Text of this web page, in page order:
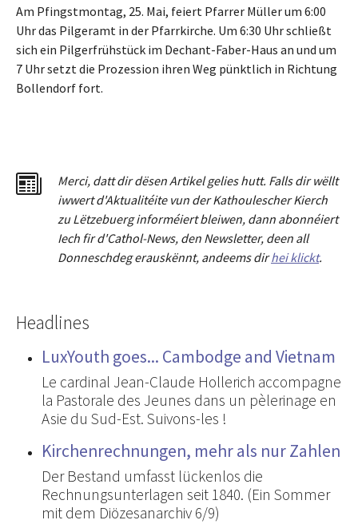
Am Pfingstmontag, 25. Mai, feiert Pfarrer Müller um 6:00
Uhr das Pilgeramt in der Pfarrkirche. Um 6:30 Uhr schließt
sich ein Pilgerfrühstück im Dechant-Faber-Haus an und um
7 Uhr setzt die Prozession ihren Weg pünktlich in Richtung
Bollendorf fort.
Merci, dattdir dësen Artikel gelies hutt. Falls dir wëllt
iwwert d'Aktualitéite vun der Kathoulescher Kierch
zu Lëtzebuerg informéiert bleiwen, dann abonnéiert
Iech fir d'Cathol-News, den Newsletter, deen all
Donneschdeg erauskënnt, andeems dirhei klickt.
Headlines
LuxYouth goes... Cambodge and Vietnam
Le cardinal Jean-Claude Hollerich accompagne
la Pastorale des Jeunes dans un pèlerinage en
Asie du Sud-Est. Suivons-les !
Kirchenrechnungen, mehr als nur Zahlen
Der Bestand umfasst lückenlos die
Rechnungsunterlagen seit 1840. (Ein Sommer
mit dem Diözesanarchiv 6/9)